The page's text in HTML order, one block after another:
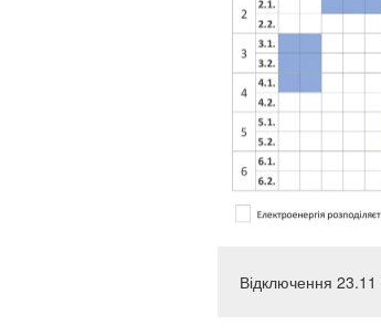
Відключення